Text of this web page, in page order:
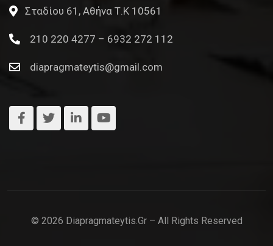
Σταδίου 61, Αθήνα Τ.Κ 10561
210 220 4277 – 6932 272 112
diapragmateytis@gmail.com
© 2026 Diapragmateytis.gr – All Rights Reserved